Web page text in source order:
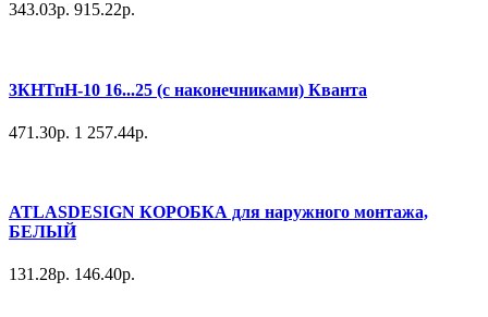
343.03р. 915.22р.
3КНТпН-10 16...25 (с наконечниками) Кванта
471.30р. 1 257.44р.
ATLASDESIGN КОРОБКА для наружного монтажа,
БЕЛЫЙ
131.28р. 146.40р.